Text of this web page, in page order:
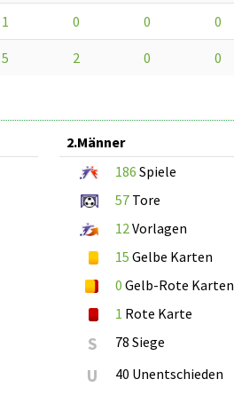
1 0 0 0
5 2 0 0
2.Männer
186 Spiele
57 Tore
12 Vorlagen
15 Gelbe Karten
0 Gelb-Rote Karten
1 Rote Karte
S 78 Siege
U 40 Unentschieden